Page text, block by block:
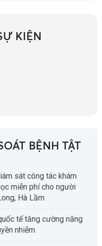
KIỆN
BỆNH TẬT
sát công tác khám
miễn phí cho người
Hà Lầm
tế tăng cường năng
nhiễm